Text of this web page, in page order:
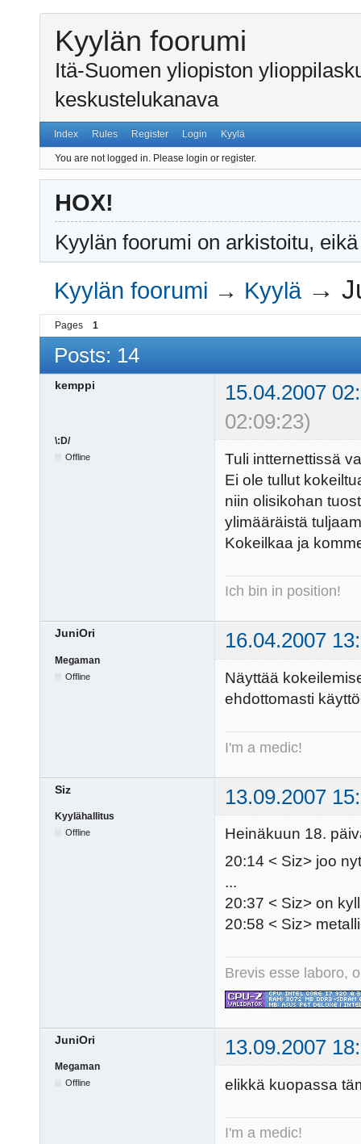
Kyylän foorumi
Itä-Suomen yliopiston
keskustelukanava
Index Rules Register Login Kyylä
You are not logged in. Please login or register.
HOX!
Kyylän foorumi on arkistoitu,
Kyylän foorumi → Kyylä →
Pages 1
Posts: 14
kemppi
15.04.2007
02:09:23)
\:D/
Offline
Tuli intternettissä
Ei ole tullut
niin olisikohan
ylimääräistä
Kokeilkaa ja
Ich bin in position!
JuniOri 16.04.2007
Megaman
Offline
Näyttää
ehdottomasti
I'm a medic!
Siz 13.09.2007
Kyylähallitus
Offline
Heinäkuun 18.
20:14 < Siz> joo
...
20:37 < Siz> on
20:58 < Siz>
Brevis esse laboro,
JuniOri 13.09.2007
Megaman
Offline elikkä kuopassa
I'm a medic!